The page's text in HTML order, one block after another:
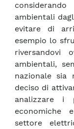
ambientali
evitare di
esempio lo
riversandovi
ambientali,
nazionale sia
deciso di
analizzare i
economiche
settore